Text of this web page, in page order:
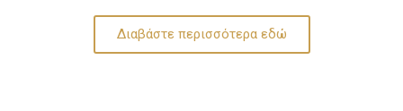
Διαβάστε περισσότερα εδώ